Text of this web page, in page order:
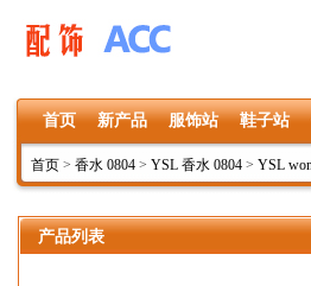
首页 新产品 服饰站 鞋子站
首页 > 香水 0804 > YSL 香水 0804 > YSL
产品列表